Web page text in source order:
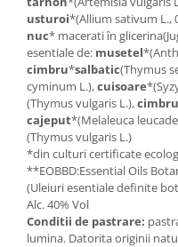
usturoi*(Allium sativum L.,
nuc* macerati în
esentiale de: musetel
cimbru*salbatic(Thymus
cyminum L.),cuisoare
(Thymus vulgaris L.),
cajeput*(Melaleuca
(Thymus vulgaris L.)
*din culturi certificate
**EOBBD:Essential Oils
(Uleiuri esentiale definite
Alc. 40% Vol
Conditii de pastrare:
lumina. Datorita originii